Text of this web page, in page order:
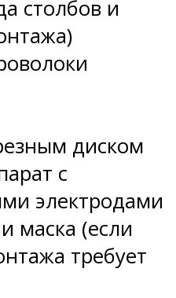
столбов и
диском
с
электродами
маска (если
требует